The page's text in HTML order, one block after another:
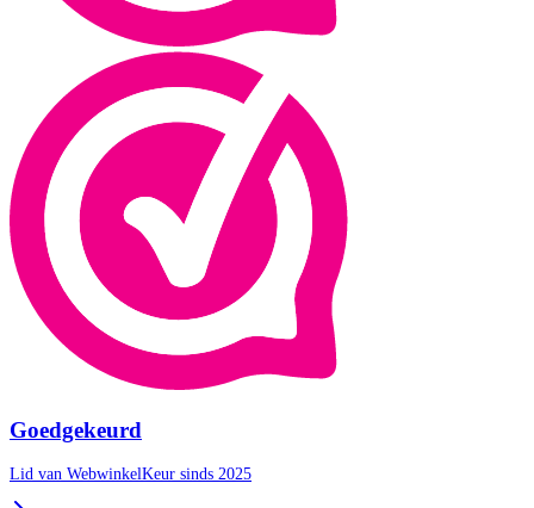
Goedgekeurd
Lid van WebwinkelKeur sinds 2025